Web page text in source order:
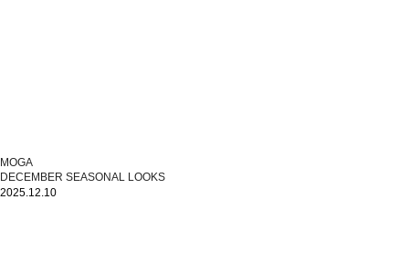
MOGA
DECEMBER SEASONAL LOOKS
2025.12.10